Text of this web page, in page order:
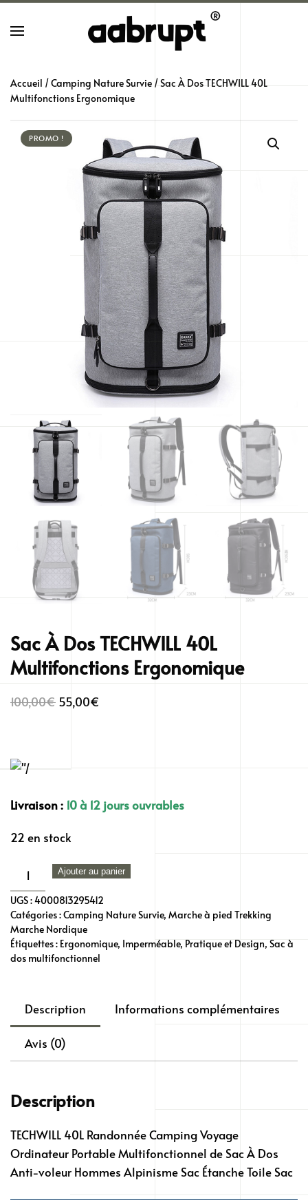
main
content
Accueil /Camping Nature Survie / Sac À Dos TECHWILL 40L
Multifonctions Ergonomique
PROMO !
Sac À Dos TECHWILL 40L
Multifonctions Ergonomique
100,00€ Le
55,00€
Livraison : 10 à 12 jours ouvrables
22 en stock
quantité
de
Sac
À
Dos
TECHWILL
Ergonomique
Ajouter au panier
UGS :4000813295412
Catégories :Camping Nature Survie, Marche à pied Trekking
Marche Nordique
Étiquettes : Ergonomique, Imperméable, Pratique et Design, Sac à
dos multifonctionnel
Description Informations complémentaires
Avis (0)
Description
TECHWILL 40L Randonnée Camping Voyage
Ordinateur Portable Multifonctionnel de Sac À Dos
Anti-voleur Hommes Alpinisme Sac Étanche Toile Sac